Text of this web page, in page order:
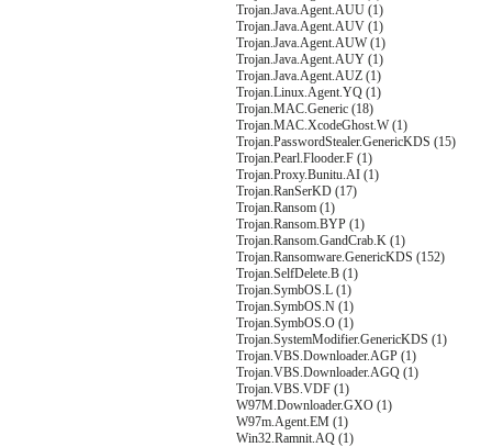
Trojan.Java.Agent.AUU (1)
Trojan.Java.Agent.AUV (1)
Trojan.Java.Agent.AUW (1)
Trojan.Java.Agent.AUY (1)
Trojan.Java.Agent.AUZ (1)
Trojan.Linux.Agent.YQ (1)
Trojan.MAC.Generic (18)
Trojan.MAC.XcodeGhost.W (1)
Trojan.PasswordStealer.GenericKDS (15)
Trojan.Pearl.Flooder.F (1)
Trojan.Proxy.Bunitu.AI (1)
Trojan.RanSerKD (17)
Trojan.Ransom (1)
Trojan.Ransom.BYP (1)
Trojan.Ransom.GandCrab.K (1)
Trojan.Ransomware.GenericKDS (152)
Trojan.SelfDelete.B (1)
Trojan.SymbOS.L (1)
Trojan.SymbOS.N (1)
Trojan.SymbOS.O (1)
Trojan.SystemModifier.GenericKDS (1)
Trojan.VBS.Downloader.AGP (1)
Trojan.VBS.Downloader.AGQ (1)
Trojan.VBS.VDF (1)
W97M.Downloader.GXO (1)
W97m.Agent.EM (1)
Win32.Ramnit.AQ (1)